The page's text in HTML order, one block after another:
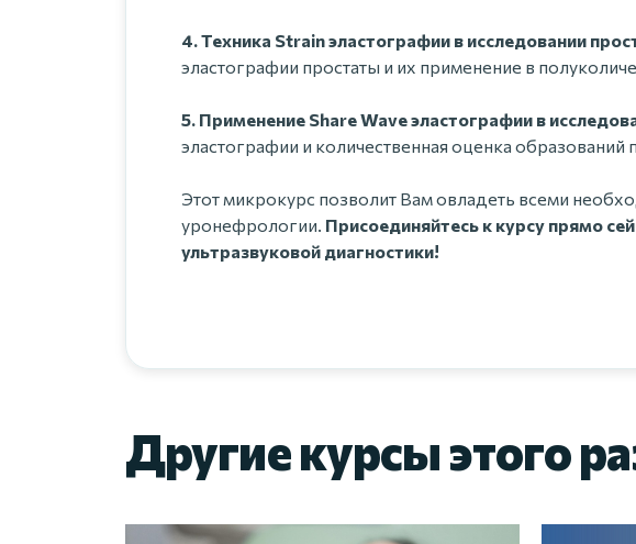
4. Техника Strain эластографии в исследовании
эластографии простаты и их применение в
5. Применение Share Wave эластографии в
эластографии и количественная оценка образований
Этот микрокурс позволит Вам овладеть всеми
уронефрологии. Присоединяйтесь к курсу прямо
ультразвуковой диагностики!
Другие курсы этого